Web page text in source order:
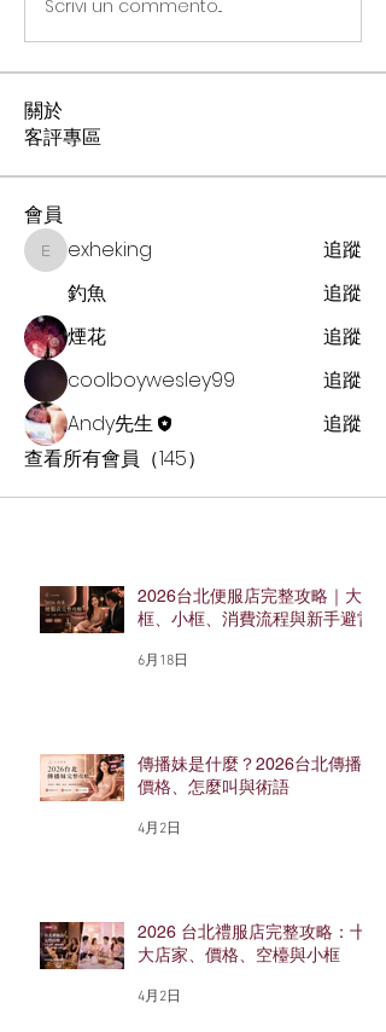
Scrivi un commento...
關於
客評專區
會員
exheking
exheking
追蹤
釣魚
追蹤
煙花
追蹤
coolboywesley99
追蹤
Andy先生
追蹤
查看所有會員（145）
2026台北便服店完整攻略｜大
框、小框、消費流程與新手避雷
6月18日
傳播妹是什麼？2026台北傳播
價格、怎麼叫與術語
4月2日
2026 台北禮服店完整攻略：十
大店家、價格、空檯與小框
4月2日